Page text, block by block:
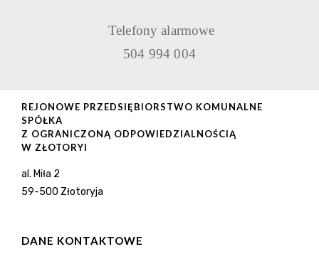
Telefony alarmowe
504 994 004
REJONOWE PRZEDSIĘBIORSTWO KOMUNALNE
SPÓŁKA
Z OGRANICZONĄ ODPOWIEDZIALNOŚCIĄ
W ZŁOTORYI
al. Miła 2
59-500 Złotoryja
DANE KONTAKTOWE